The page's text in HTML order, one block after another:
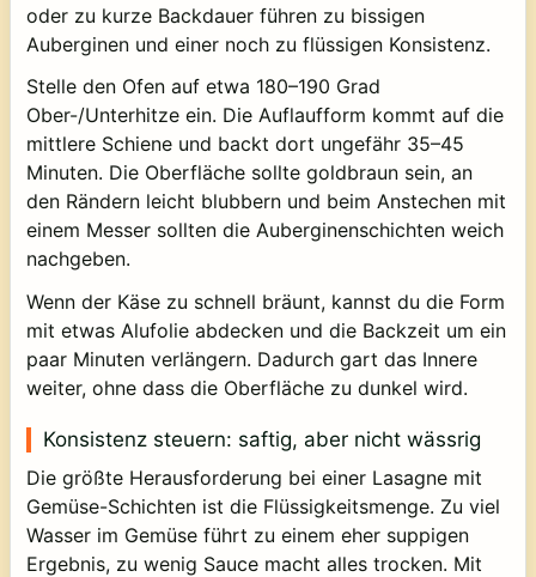
oder zu kurze Backdauer führen zu bissigen
Auberginen und einer noch zu flüssigen Konsistenz.
Stelle den Ofen auf etwa 180–190 Grad
Ober-/Unterhitze ein. Die Auflaufform kommt auf die
mittlere Schiene und backt dort ungefähr 35–45
Minuten. Die Oberfläche sollte goldbraun sein, an
den Rändern leicht blubbern und beim Anstechen mit
einem Messer sollten die Auberginenschichten weich
nachgeben.
Wenn der Käse zu schnell bräunt, kannst du die Form
mit etwas Alufolie abdecken und die Backzeit um ein
paar Minuten verlängern. Dadurch gart das Innere
weiter, ohne dass die Oberfläche zu dunkel wird.
Konsistenz steuern: saftig, aber nicht wässrig
Die größte Herausforderung bei einer Lasagne mit
Gemüse-Schichten ist die Flüssigkeitsmenge. Zu viel
Wasser im Gemüse führt zu einem eher suppigen
Ergebnis, zu wenig Sauce macht alles trocken. Mit